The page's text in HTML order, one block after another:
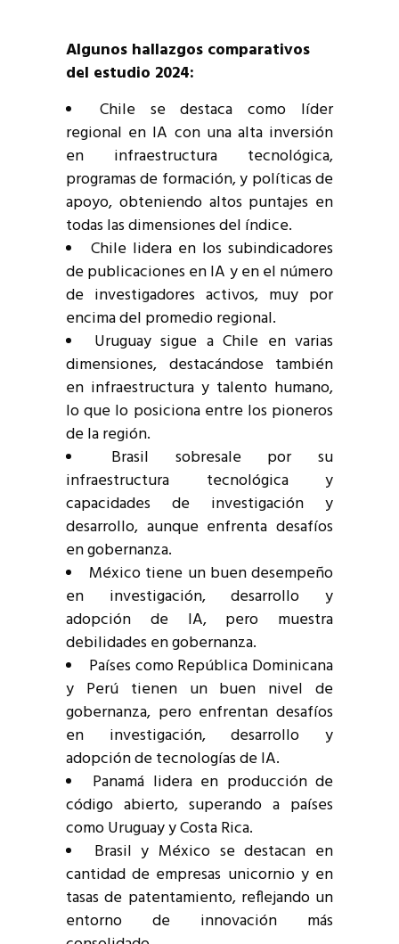
Algunos hallazgos comparativos
del estudio 2024:
Chile se destaca como líder
regional en IA con una alta inversión
en infraestructura tecnológica,
programas de formación, y políticas de
apoyo, obteniendo altos puntajes en
todas las dimensiones del índice.
Chile lidera en los subindicadores
de publicaciones en IA y en el número
de investigadores activos, muy por
encima del promedio regional.
Uruguay sigue a Chile en varias
dimensiones, destacándose también
en infraestructura y talento humano,
lo que lo posiciona entre los pioneros
de la región.
Brasil sobresale por su
infraestructura tecnológica y
capacidades de investigación y
desarrollo, aunque enfrenta desafíos
en gobernanza.
México tiene un buen desempeño
en investigación, desarrollo y
adopción de IA, pero muestra
debilidades en gobernanza.
Países como República Dominicana
y Perú tienen un buen nivel de
gobernanza, pero enfrentan desafíos
en investigación, desarrollo y
adopción de tecnologías de IA.
Panamá lidera en producción de
código abierto, superando a países
como Uruguay y Costa Rica.
Brasil y México se destacan en
cantidad de empresas unicornio y en
tasas de patentamiento, reflejando un
entorno de innovación más